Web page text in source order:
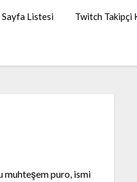
Sayfa Listesi Twitch Takipçi
muhteşem puro, ismi